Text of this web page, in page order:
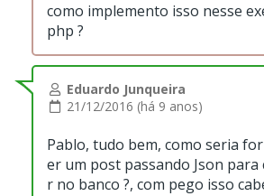
como implemento isso nesse
php ?
Eduardo Junqueira
21/12/2016 (há 9 anos)
Pablo, tudo bem, como seria
er um post passando Json para
r no banco ?, com pego isso